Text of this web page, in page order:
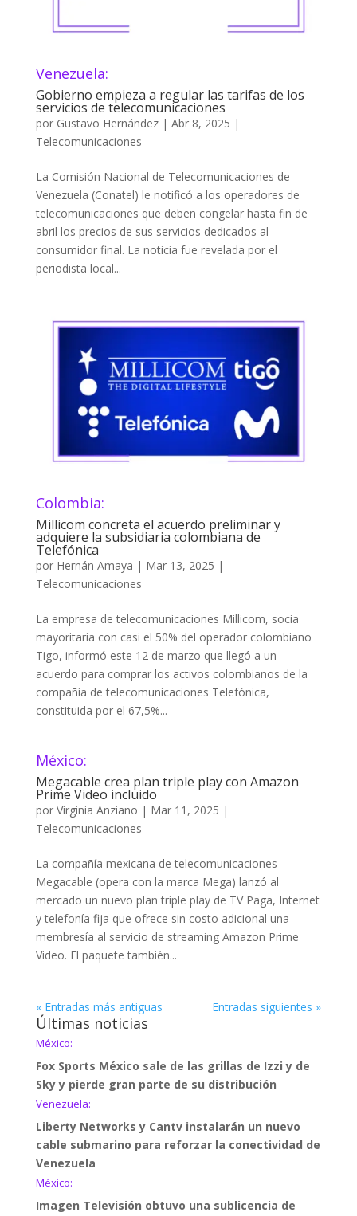
Venezuela:
Gobierno empieza a regular las tarifas de los
servicios de telecomunicaciones
por Gustavo Hernández| Abr 8, 2025 |
Telecomunicaciones
La Comisión Nacional de Telecomunicaciones de
Venezuela (Conatel) le notificó a los operadores de
telecomunicaciones que deben congelar hasta fin de
abril los precios de sus servicios dedicados al
consumidor final. La noticia fue revelada por el
periodista local...
Colombia:
Millicom concreta el acuerdo preliminar y
adquiere la subsidiaria colombiana de
Telefónica
por Hernán Amaya | Mar 13, 2025 |
Telecomunicaciones
La empresa de telecomunicaciones Millicom, socia
mayoritaria con casi el 50% del operador colombiano
Tigo, informó este 12 de marzo que llegó a un
acuerdo para comprar los activos colombianos de la
compañía de telecomunicaciones Telefónica,
constituida por el 67,5%...
México:
Megacable crea plan triple play con Amazon
Prime Video incluido
por Virginia Anziano | Mar 11, 2025 |
Telecomunicaciones
La compañía mexicana de telecomunicaciones
Megacable (opera con la marca Mega) lanzó al
mercado un nuevo plan triple play de TV Paga, Internet
y telefonía fija que ofrece sin costo adicional una
membresía al servicio de streaming Amazon Prime
Video. El paquete también...
« Entradas más antiguas Entradas siguientes »
Últimas noticias
México:
Fox Sports México sale de las grillas de Izzi y de
Sky y pierde gran parte de su distribución
Venezuela:
Liberty Networks y Cantv instalarán un nuevo
cable submarino para reforzar la conectividad de
Venezuela
México:
Imagen Televisión obtuvo una sublicencia de